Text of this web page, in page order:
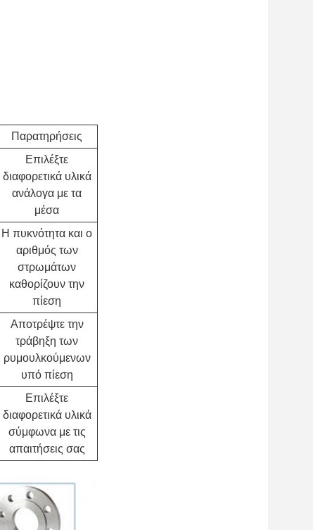
Παρατηρήσεις
Επιλέξτε
διαφορετικά υλικά
ανάλογα με τα
μέσα
Η πυκνότητα και ο
αριθμός των
στρωμάτων
καθορίζουν την
πίεση
Αποτρέψτε την
τράβηξη των
ρυμουλκούμενων
υπό πίεση
Επιλέξτε
διαφορετικά υλικά
σύμφωνα με τις
απαιτήσεις σας